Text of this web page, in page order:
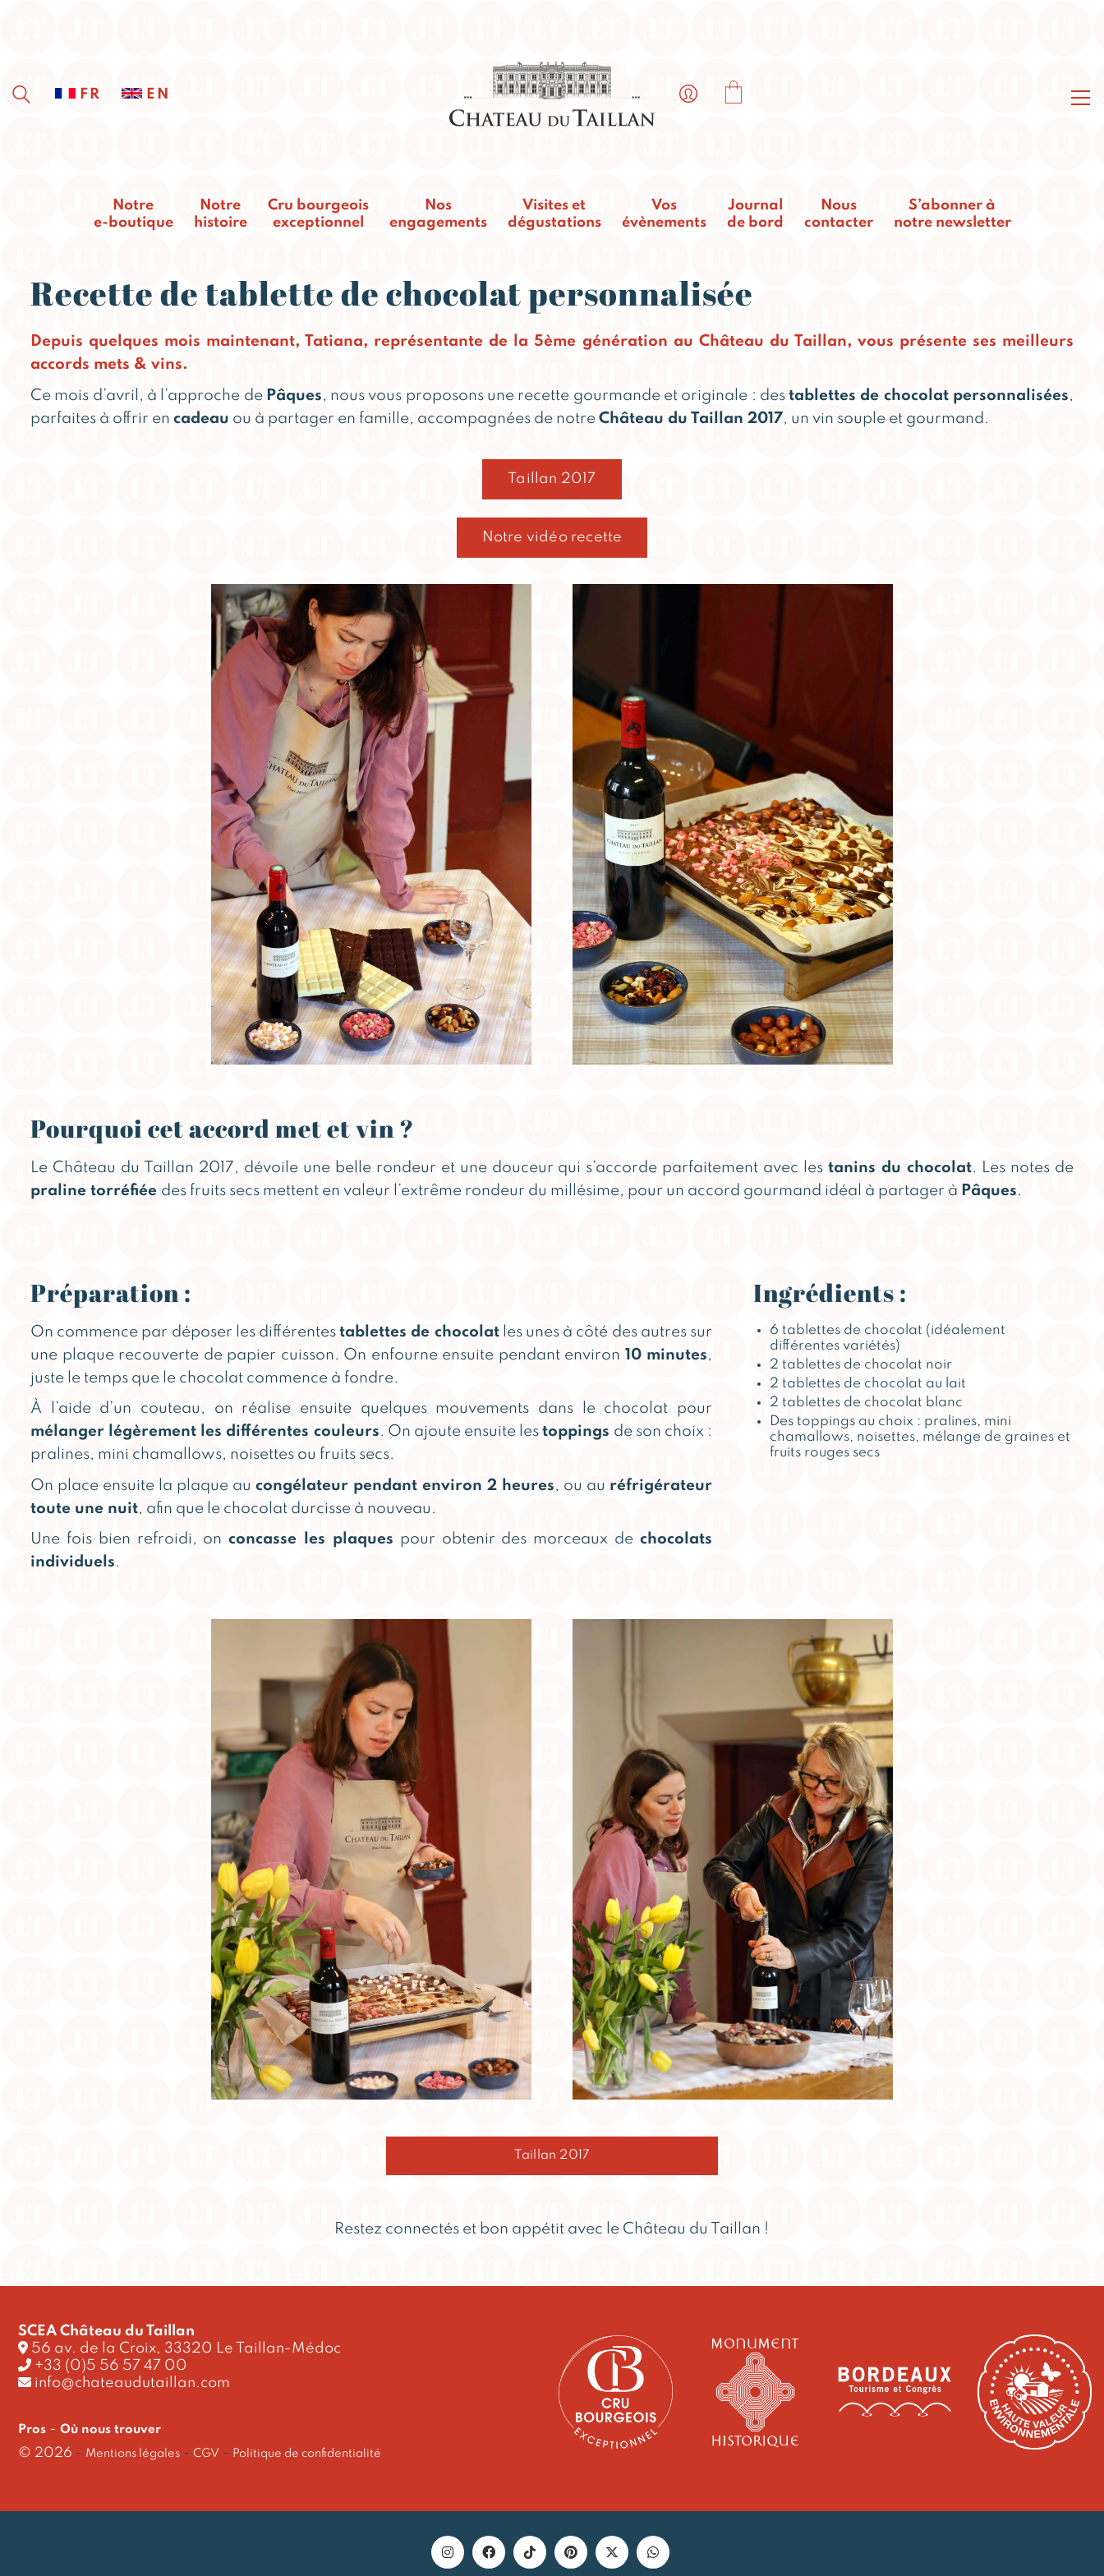
FR EN
Notre
e-boutique
Notre
histoire
Cru bourgeois
exceptionnel
Nos
engagements
Visites et
dégustations
Vos
évènements
Journal
de bord
Nous
contacter
S’abonner à
notre newsletter
Recette de tablette de chocolat personnalisée
Depuis quelques mois maintenant, Tatiana, représentante de la 5ème génération au Château du Taillan, vous présente ses meilleurs
accords mets & vins.
Ce mois d’avril, à l’approche de Pâques, nous vous proposons une recette gourmande et originale : destablettes de chocolat personnalisées,
parfaites à offrir en cadeau ou à partager en famille, accompagnées de notre Château du Taillan 2017, un vin souple et gourmand.
Taillan 2017
Notre vidéo recette
Pourquoi cet accord met et vin ?
Le Château du Taillan 2017, dévoile une belle rondeur et une douceur qui s’accorde parfaitement avec lestanins du chocolat. Les notes de
praline torréfiée des fruits secs mettent en valeur l’extrême rondeur du millésime, pour un accord gourmand idéal à partager à Pâques.
Préparation :
On commence par déposer les différentestablettes de chocolatles unes à côté des autres sur
une plaque recouverte de papier cuisson. On enfourne ensuite pendant environ 10 minutes,
juste le temps que le chocolat commence à fondre.
À l’aide d’un couteau, on réalise ensuite quelques mouvements dans le chocolat pour
mélanger légèrement les différentes couleurs. On ajoute ensuite lestoppings de son choix :
pralines, mini chamallows, noisettes ou fruits secs.
On place ensuite la plaque au congélateur pendant environ 2 heures, ou au réfrigérateur
toute une nuit, afin que le chocolat durcisse à nouveau.
Une fois bien refroidi, onconcasse les plaques pour obtenir des morceaux dechocolats
individuels.
Ingrédients :
6 tablettes de chocolat (idéalement
différentes variétés)
2 tablettes de chocolat noir
2 tablettes de chocolat au lait
2 tablettes de chocolat blanc
Des toppings au choix : pralines, mini
chamallows, noisettes, mélange de graines et
fruits rouges secs
Taillan 2017
Restez connectés et bon appétit avec le Château du Taillan !
SCEA Château du Taillan
56 av. de la Croix, 33320 Le Taillan-Médoc
+33 (0)5 56 57 47 00
info@chateaudutaillan.com
Pros - Où nous trouver
© 2026 - Mentions légales - CGV - Politique de confidentialité